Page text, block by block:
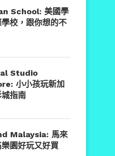
School: 美國學
校，跟你想的不
Studio
小小孩玩新加
指南
Malaysia: 馬來
園好玩又好買